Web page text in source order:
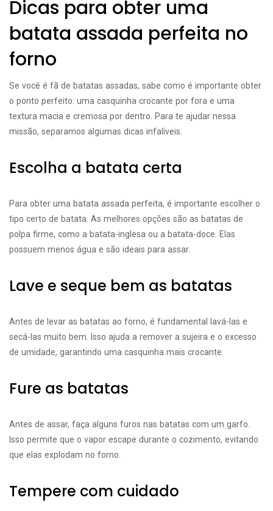
Dicas para obter uma
batata assada perfeita no
forno
Se você é fã de batatas assadas, sabe como é importante obter
o ponto perfeito: uma casquinha crocante por fora e uma
textura macia e cremosa por dentro. Para te ajudar nessa
missão, separamos algumas dicas infalíveis.
Escolha a batata certa
Para obter uma batata assada perfeita, é importante escolher o
tipo certo de batata. As melhores opções são as batatas de
polpa firme, como a batata-inglesa ou a batata-doce. Elas
possuem menos água e são ideais para assar.
Lave e seque bem as batatas
Antes de levar as batatas ao forno, é fundamental lavá-las e
secá-las muito bem. Isso ajuda a remover a sujeira e o excesso
de umidade, garantindo uma casquinha mais crocante.
Fure as batatas
Antes de assar, faça alguns furos nas batatas com um garfo.
Isso permite que o vapor escape durante o cozimento, evitando
que elas explodam no forno.
Tempere com cuidado